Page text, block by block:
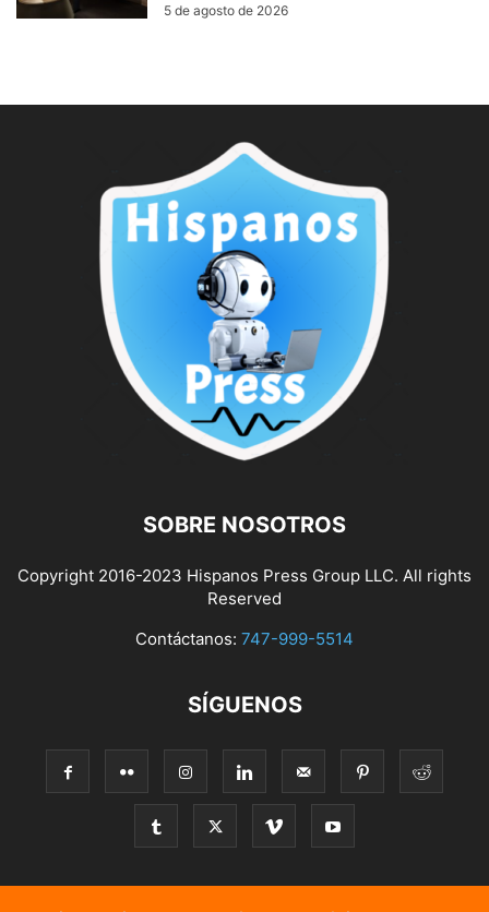
5 de agosto de 2026
SOBRE NOSOTROS
Copyright 2016-2023 Hispanos Press Group LLC. All rights
Reserved
Contáctanos: 747-999-5514
SÍGUENOS